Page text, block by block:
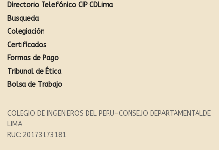
Directorio Telefónico CIP CDLima
Busqueda
Colegiación
Certificados
Formas de Pago
Tribunal de Ética
Bolsa de Trabajo
COLEGIO DE INGENIEROS DEL PERU-CONSEJO DEPARTAMENTALDE
LIMA
RUC: 20173173181